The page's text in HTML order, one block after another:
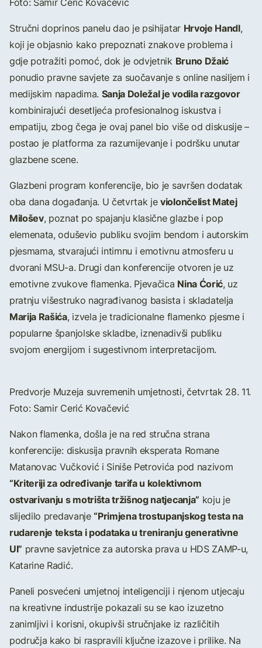
Stručni doprinos panelu dao je psihijatar Hrvoje Handl,
koji je objasnio kako prepoznati znakove problema i
gdje potražiti pomoć, dok je odvjetnik Bruno Džaić
ponudio pravne savjete za suočavanje s online nasiljem i
medijskim napadima. Sanja Doležal je vodila razgovor
kombinirajući desetljeća profesionalnog iskustva i
empatiju, zbog čega je ovaj panel bio više od diskusije –
postao je platforma za razumijevanje i podršku unutar
glazbene scene.
Glazbeni program konferencije, bio je savršen dodatak
oba dana događanja. U četvrtak jeviolončelist Matej
Milošev, poznat po spajanju klasične glazbe i pop
elemenata, oduševio publiku svojim bendom i autorskim
pjesmama, stvarajući intimnu i emotivnu atmosferu u
dvorani MSU-a. Drugi dan konferencije otvoren je uz
emotivne zvukove flamenka. Pjevačica Nina Ćorić, uz
pratnju višestruko nagrađivanog basista i skladatelja
Marija Rašića, izvela je tradicionalne flamenko pjesme i
popularne španjolske skladbe, iznenadivši publiku
svojom energijom i sugestivnom interpretacijom.
Predvorje Muzeja suvremenih umjetnosti, četvrtak 28. 11.
Foto: Samir Cerić Kovačević
Nakon flamenka, došla je na red stručna strana
konferencije: diskusija pravnih eksperata Romane
Matanovac Vučković i Siniše Petrovića pod nazivom
“Kriteriji za određivanje tarifa u kolektivnom
ostvarivanju s motrišta tržišnog natjecanja” koju je
slijedilo predavanje“Primjena trostupanjskog testa na
rudarenje teksta i podataka u treniranju generativne
UI” pravne savjetnice za autorska prava u HDS ZAMP-u,
Katarine Radić.
Paneli posvećeni umjetnoj inteligenciji i njenom utjecaju
na kreativne industrije pokazali su se kao izuzetno
zanimljivi i korisni, okupivši stručnjake iz različitih
područja kako bi raspravili ključne izazove i prilike. Na